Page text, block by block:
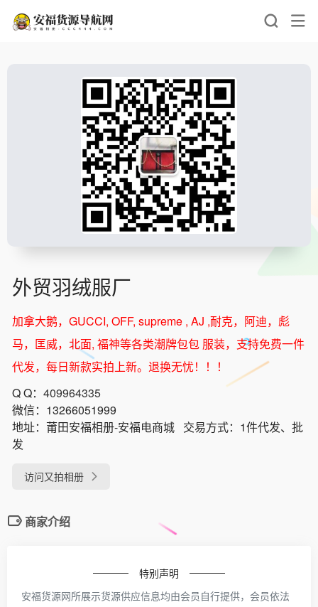
外贸羽绒服厂
加拿大鹅，GUCCI, OFF, supreme , AJ ,耐克，阿迪，彪
马，匡威，北面, 福神等各类潮牌包包 服装，支持免费一件
代发，每日新款实拍上新。退换无忧！！！
Q Q： 409964335
微信： 13266051999
地址： 莆田安福相册-安福电商城 交易方式： 1件代发、批
发
访问又拍相册
商家介绍
特别声明
安福货源网所展示货源供应信息均由会员自行提供，会员依法